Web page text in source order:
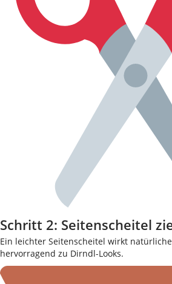
Schritt 2: Seitenscheitel
Ein leichter Seitenscheitel wirkt
hervorragend zu Dirndl-Looks.